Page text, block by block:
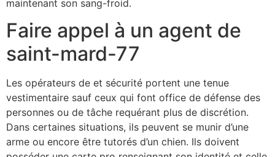
maintenant son sang-froid.
Faire appel à un agent de
saint-mard-77
Les opérateurs de et sécurité portent une tenue
vestimentaire sauf ceux qui font office de défense des
personnes ou de tâche requérant plus de discrétion.
Dans certaines situations, ils peuvent se munir d’une
arme ou encore être tutorés d’un chien. Ils doivent